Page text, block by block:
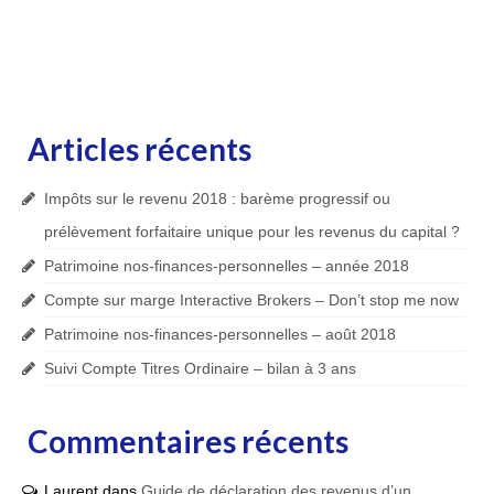
Articles récents
Impôts sur le revenu 2018 : barème progressif ou
prélèvement forfaitaire unique pour les revenus du capital ?
Patrimoine nos-finances-personnelles – année 2018
Compte sur marge Interactive Brokers – Don’t stop me now
Patrimoine nos-finances-personnelles – août 2018
Suivi Compte Titres Ordinaire – bilan à 3 ans
Commentaires récents
Laurent dans Guide de déclaration des revenus d’un